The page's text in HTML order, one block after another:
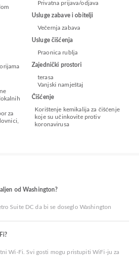
za
Privatna prijava/odjava
Usluge zabave i obitelji
Večernja zabava
Usluge čišćenja
Praonica rublja
Zajednički prostori
terasa
Vanjski namještaj
Čišćenje
Korištenje kemikalija za čišćenje
koje su učinkovite protiv
koronavirusa
od Washington?
Suite DC da bi se doseglo Washington
Wi-Fi. Svi gosti mogu pristupiti WiFi-ju za